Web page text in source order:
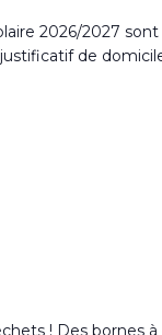
2026/2027
de